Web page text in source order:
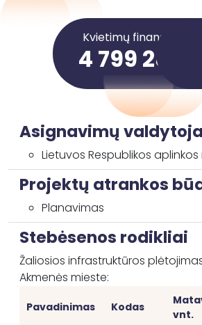
Kvietimų finansavimo
4 799
Asignavimų
Lietuvos Respublikos
Projektų atrankos
Planavimas
Stebėsenos rodikliai
Žaliosios infrastruktūros
Akmenės mieste:
Pavadinimas Kodas
vnt.